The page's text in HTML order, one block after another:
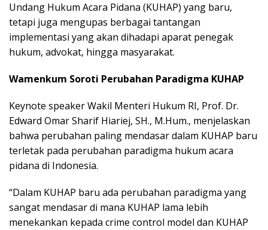
Undang Hukum Acara Pidana (KUHAP) yang baru,
tetapi juga mengupas berbagai tantangan
implementasi yang akan dihadapi aparat penegak
hukum, advokat, hingga masyarakat.
Wamenkum Soroti Perubahan Paradigma KUHAP
Keynote speaker Wakil Menteri Hukum RI, Prof. Dr.
Edward Omar Sharif Hiariej, SH., M.Hum., menjelaskan
bahwa perubahan paling mendasar dalam KUHAP baru
terletak pada perubahan paradigma hukum acara
pidana di Indonesia.
“Dalam KUHAP baru ada perubahan paradigma yang
sangat mendasar di mana KUHAP lama lebih
menekankan kepada crime control model dan KUHAP